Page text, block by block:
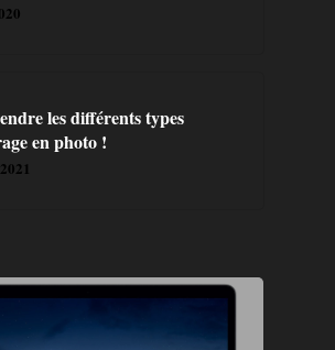
les différents types
en photo !